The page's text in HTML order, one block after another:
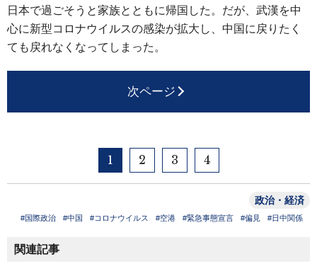
日本で過ごそうと家族とともに帰国した。だが、武漢を中
心に新型コロナウイルスの感染が拡大し、中国に戻りたく
ても戻れなくなってしまった。
次ページ
1 2 3 4
政治・経済
#国際政治 #中国 #コロナウイルス #空港 #緊急事態宣言 #偏見 #日中関係
関連記事